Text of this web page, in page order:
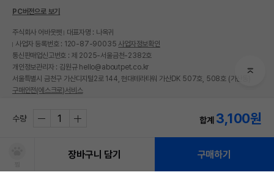
수량 합계 3,100원
장바구니 담기 구매하기
PC버전으로 보기
주식회사 어바웃펫
대표자명 : 나옥귀
사업자 등록번호 : 120-87-90035 사업자정보확인
통신판매업신고번호 : 제 2025-서울금천-2382호
개인정보관리자 : 김원규 hello@aboutpet.co.kr
서울특별시 금천구 가산디지털2로 144, 현대테라타워 가산DK 507호, 508호 (가산동)
구매안전(에스크로)서비스